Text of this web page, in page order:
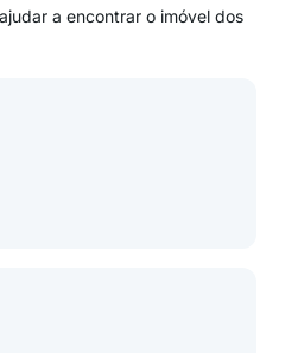
a encontrar o imóvel dos